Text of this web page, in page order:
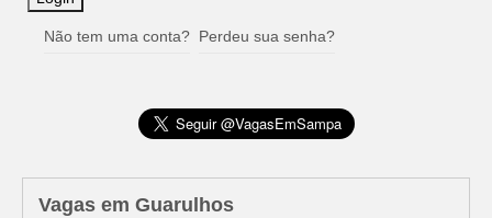
Não tem uma conta? Perdeu sua senha?
Vagas em Guarulhos